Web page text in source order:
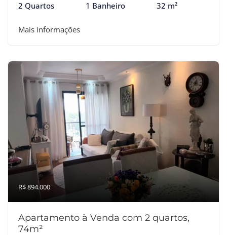
2 Quartos 1 Banheiro 32 m²
Mais informações
R$ 894.000
Apartamento à Venda com 2 quartos,
74m²